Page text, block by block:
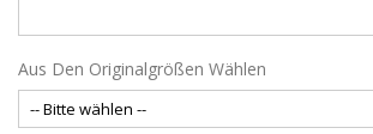
Aus Den Originalgrößen Wählen